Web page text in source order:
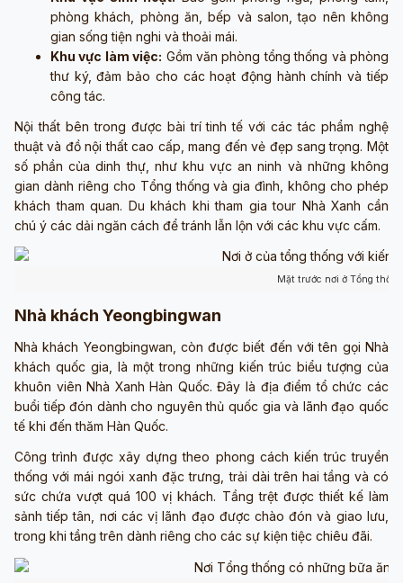
phòng khách, phòng ăn, bếp và salon, tạo nên không
gian sống tiện nghi và thoải mái.
Khu vực làm việc: Gồm văn phòng tổng thống và phòng
thư ký, đảm bảo cho các hoạt động hành chính và tiếp
công tác.
Nội thất bên trong được bài trí tinh tế với các tác phẩm nghệ
thuật và đồ nội thất cao cấp, mang đến vẻ đẹp sang trọng. Một
số phần của dinh thự, như khu vực an ninh và những không
gian dành riêng cho Tổng thống và gia đình, không cho phép
khách tham quan. Du khách khi tham gia tour Nhà Xanh cần
chú ý các dải ngăn cách để tránh lẫn lộn với các khu vực cấm.
Mặt trước nơi ở Tổng
Nhà khách Yeongbingwan
Nhà khách Yeongbingwan, còn được biết đến với tên gọi Nhà
khách quốc gia, là một trong những kiến trúc biểu tượng của
khuôn viên Nhà Xanh Hàn Quốc. Đây là địa điểm tổ chức các
buổi tiếp đón dành cho nguyên thủ quốc gia và lãnh đạo quốc
tế khi đến thăm Hàn Quốc.
Công trình được xây dựng theo phong cách kiến trúc truyền
thống với mái ngói xanh đặc trưng, trải dài trên hai tầng và có
sức chứa vượt quá 100 vị khách. Tầng trệt được thiết kế làm
sảnh tiếp tân, nơi các vị lãnh đạo được chào đón và giao lưu,
trong khi tầng trên dành riêng cho các sự kiện tiệc chiêu đãi.